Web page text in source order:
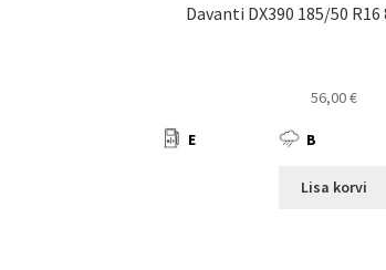
Davanti DX390 185/50 R16
56,00€
E B
Lisa korvi